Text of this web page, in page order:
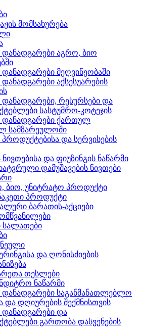
მომსახურება
აგრო, ბიო
მეღვინეობაში
აქსესუარების
რესურსები და
სასტუმრო-კოტეჯის
დანადგარები ქართულ
სამზარეულოში
და სერვისების
ნივთებისა და ფიუზინგის ნაწარმი
დამუშავების ნივთები
ბიო, უნიტრატო პროდუქტი
პროდუქტი
ბარათის-აქციები
სალათები
და ღონისძიების
თესლები
ნაწარმი
საგანმანათლებლო
და დღიურების შექმნისთვის
და
გართობა დასვენების